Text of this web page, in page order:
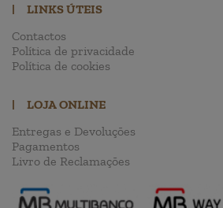
|
LINKS ÚTEIS
Contactos
Política de privacidade
Política de cookies
|
LOJA ONLINE
Entregas e Devoluções
Pagamentos
Livro de Reclamações